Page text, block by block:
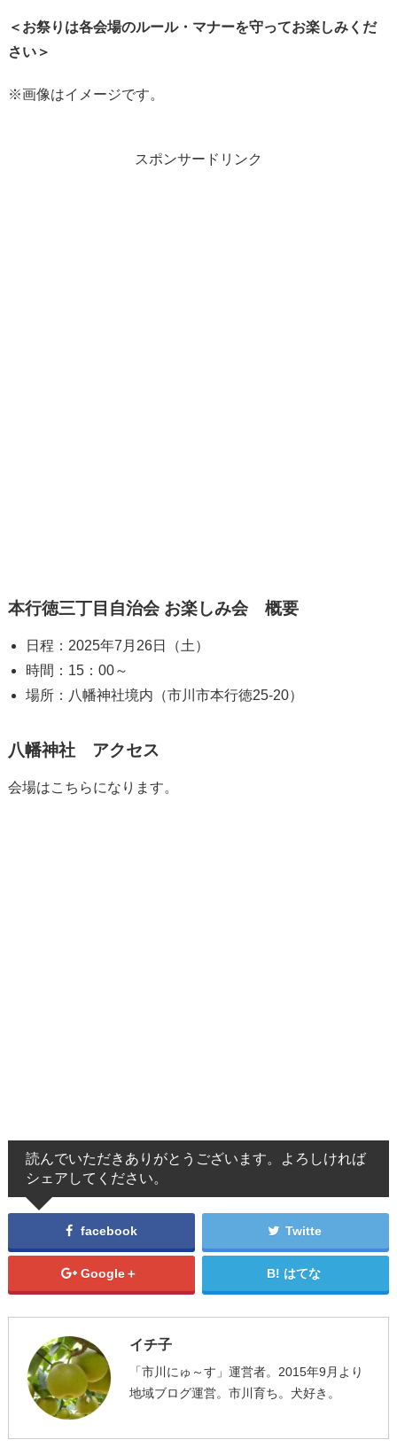
＜お祭りは各会場のルール・マナーを守ってお楽しみくだ
さい＞
※画像はイメージです。
スポンサードリンク
本行徳三丁目自治会 お楽しみ会 概要
日程：2025年7月26日（土）
時間：15：00～
場所：八幡神社境内（市川市本行徳25-20）
八幡神社 アクセス
会場はこちらになります。
読んでいただきありがとうございます。よろしければ
シェアしてください。
facebook Twitte
Google＋ はてな
イチ子
「市川にゅ～す」運営者。2015年9月より
地域ブログ運営。市川育ち。犬好き。